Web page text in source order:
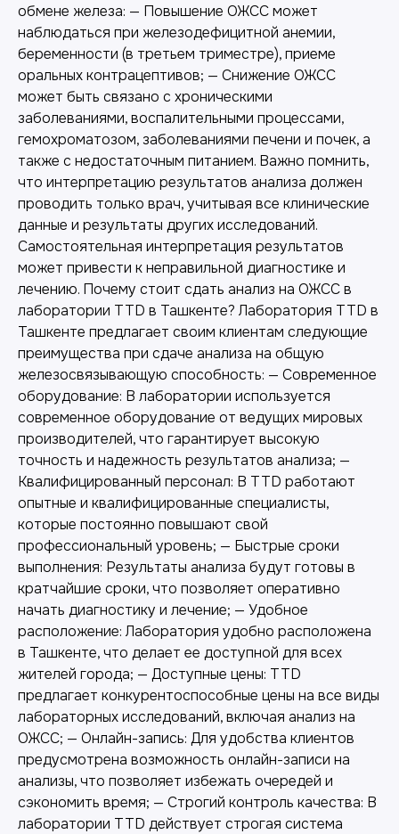
обмене железа: — Повышение ОЖСС может
наблюдаться при железодефицитной анемии,
беременности (в третьем триместре), приеме
оральных контрацептивов; — Снижение ОЖСС
может быть связано с хроническими
заболеваниями, воспалительными процессами,
гемохроматозом, заболеваниями печени и почек, а
также с недостаточным питанием. Важно помнить,
что интерпретацию результатов анализа должен
проводить только врач, учитывая все клинические
данные и результаты других исследований.
Самостоятельная интерпретация результатов
может привести к неправильной диагностике и
лечению. Почему стоит сдать анализ на ОЖСС в
лаборатории TTD в Ташкенте? Лаборатория TTD в
Ташкенте предлагает своим клиентам следующие
преимущества при сдаче анализа на общую
железосвязывающую способность: — Современное
оборудование: В лаборатории используется
современное оборудование от ведущих мировых
производителей, что гарантирует высокую
точность и надежность результатов анализа; —
Квалифицированный персонал: В TTD работают
опытные и квалифицированные специалисты,
которые постоянно повышают свой
профессиональный уровень; — Быстрые сроки
выполнения: Результаты анализа будут готовы в
кратчайшие сроки, что позволяет оперативно
начать диагностику и лечение; — Удобное
расположение: Лаборатория удобно расположена
в Ташкенте, что делает ее доступной для всех
жителей города; — Доступные цены: TTD
предлагает конкурентоспособные цены на все виды
лабораторных исследований, включая анализ на
ОЖСС; — Онлайн-запись: Для удобства клиентов
предусмотрена возможность онлайн-записи на
анализы, что позволяет избежать очередей и
сэкономить время; — Строгий контроль качества: В
лаборатории TTD действует строгая система
Другие наши услуги